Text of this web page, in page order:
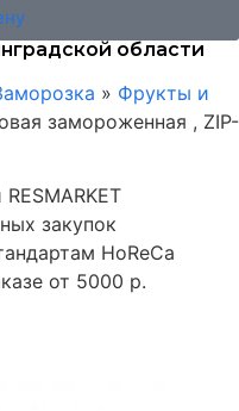
области
» Фрукты и
замороженная , ZIP-
закупок
HoReCa
от 5000 р.